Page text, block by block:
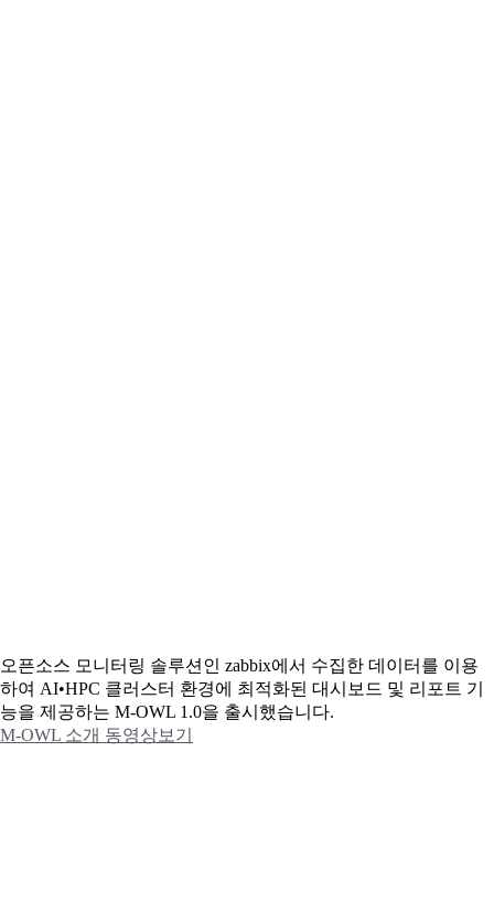
오픈소스 모니터링 솔루션인 zabbix에서 수집한 데이터를 이용
하여 AI•HPC 클러스터 환경에 최적화된 대시보드 및 리포트 기
능을 제공하는 M-OWL 1.0을 출시했습니다.
M-OWL 소개 동영상보기